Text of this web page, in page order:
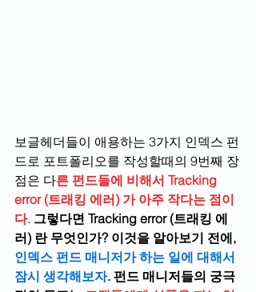
보글헤더들이 애용하는 3가지 인덱스 펀
드로 포트폴리오를 작성할때의 9번째 장
점은 다른 펀드들에 비해서 Tracking
error (트래킹 에러) 가 아주 작다는 점이
다. 그렇다면 Tracking error (트래킹 에
러) 란 무엇인가? 이것을 알아보기 전에,
인덱스 펀드 매니저가 하는 일에 대해서
잠시 생각해보자. 펀드 매니저들의 궁극